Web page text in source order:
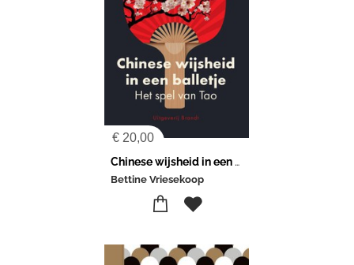
€ 20,00
Chinese wijsheid in een balletje
Bettine Vriesekoop